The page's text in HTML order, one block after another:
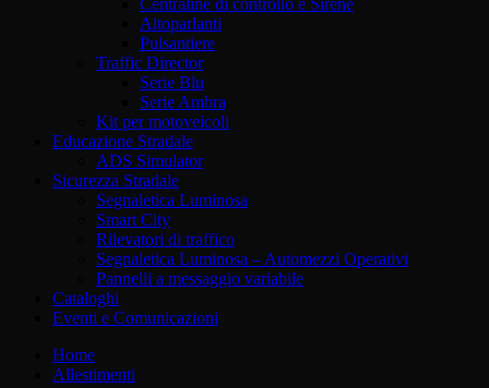
Centraline di controllo e Sirene
Altoparlanti
Pulsantiere
Traffic Director
Serie Blu
Serie Ambra
Kit per motoveicoli
Educazione Stradale
ADS Simulator
Sicurezza Stradale
Segnaletica Luminosa
Smart City
Rilevatori di traffico
Segnaletica Luminosa – Automezzi Operativi
Pannelli a messaggio variabile
Cataloghi
Eventi e Comunicazioni
Home
Allestimenti